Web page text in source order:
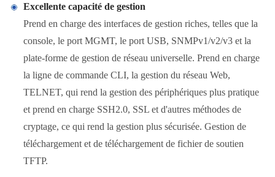
Excellente capacité de gestion
Prend en charge des interfaces de gestion riches, telles que la
console, le port MGMT, le port USB, SNMPv1/v2/v3 et la
plate-forme de gestion de réseau universelle. Prend en charge
la ligne de commande CLI, la gestion du réseau Web,
TELNET, qui rend la gestion des périphériques plus pratique
et prend en charge SSH2.0, SSL et d'autres méthodes de
cryptage, ce qui rend la gestion plus sécurisée. Gestion de
téléchargement et de téléchargement de fichier de soutien
TFTP.